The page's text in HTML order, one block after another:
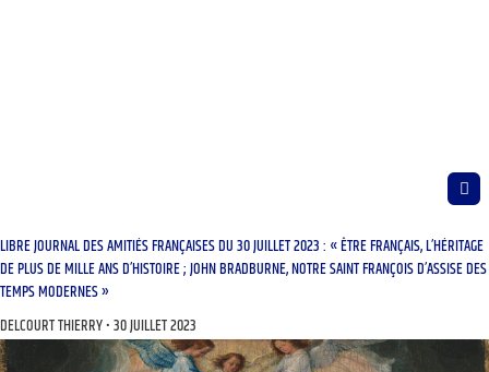
LIBRE JOURNAL DES AMITIÉS FRANÇAISES DU 30 JUILLET 2023 : « ÊTRE FRANÇAIS, L’HÉRITAGE
DE PLUS DE MILLE ANS D’HISTOIRE ; JOHN BRADBURNE, NOTRE SAINT FRANÇOIS D’ASSISE DES
TEMPS MODERNES »
DELCOURT THIERRY 30 JUILLET 2023